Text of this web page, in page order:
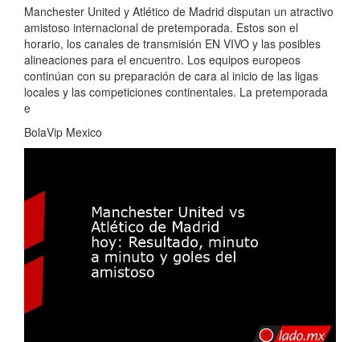
Manchester United y Atlético de Madrid disputan un atractivo
amistoso internacional de pretemporada. Estos son el
horario, los canales de transmisión EN VIVO y las posibles
alineaciones para el encuentro. Los equipos europeos
continúan con su preparación de cara al inicio de las ligas
locales y las competiciones continentales. La pretemporada
e
BolaVip Mexico